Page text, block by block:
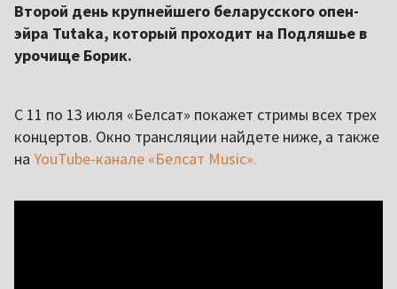
Второй день крупнейшего беларусского опен-
эйра Tutaka, который проходит на Подляшье в
урочище Борик.
С 11 по 13 июля «Белсат» покажет стримы всех трех
концертов. Окно трансляции найдете ниже, а также
на YouTube-канале «Белсат Music».